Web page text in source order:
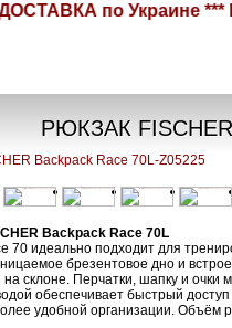
по Украине ***
РЮКЗАК FISCHER
Backpack Race 70L
70 идеально подходит для
брезентовое дно и
на склоне. Перчатки, шапку и
обеспечивает быстрый
удобной организации. Объём